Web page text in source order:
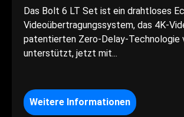
Das Bolt 6 LT Set ist ein drahtloses
Videoübertragungssystem, das 4K-
patentierten Zero-Delay-Technologie
unterstützt, jetzt mit...
Weitere Informationen